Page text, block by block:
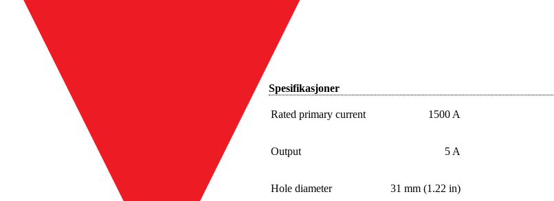
Spesifikasjoner
Rated primary current 1500 A
Output 5 A
Hole diameter 31 mm (1.22 in)